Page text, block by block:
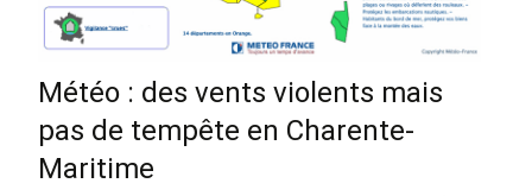
Météo : des vents violents mais
pas de tempête en Charente-
Maritime